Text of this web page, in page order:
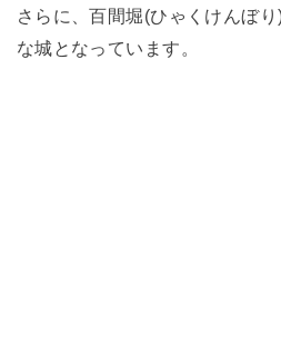
さらに、百間堀(ひゃくけんぼ
な城となっています。